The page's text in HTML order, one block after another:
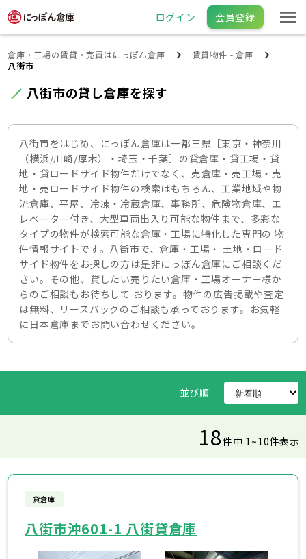
ログイン 会員登録
倉庫・工場の賃貸・売買はにっぽん倉庫
賃貸物件 - 倉庫
八街市
八街市の貸し倉庫を探す
八街市をはじめ、にっぽん倉庫は一都三県［東京・神奈川
（横浜/川崎/厚木）・埼玉・千葉］の貸倉庫・貸工場・貸
地・貸ロードサイド物件だけでなく、売倉庫・売工場・売
地・売ロードサイド物件の検索はもちろん、工業地域や物
流倉庫、平屋、冷凍・冷蔵倉庫、事務所、危険物倉庫、エ
レベーター付き、大型車両出入り可能な物件まで、多彩な
タイプの物件が検索可能な倉庫・工場に特化した専門の 物
件情報サイトです。八街市で、倉庫・工場・ 土地・ロード
サイド物件をお探しの方は是非にっぽん倉庫にご相談くだ
さい。その他、貸したい売りたい倉庫・工場オーナー様か
らのご相談もお待ちして おります。物件の広告掲載や査定
は無料、リースバックのご相談も承っております。お気軽
に日本倉庫までお問い合わせください。
並び順
18件中 1~10件表示
貸倉庫
八街市沖601-1 八街貸倉庫